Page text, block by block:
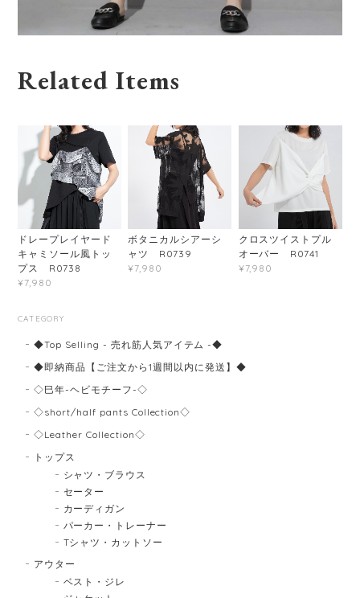
Related Items
ドレープレイヤード
キャミソール風トッ
プス R0738
¥7,980
ボタニカルシアーシ
ャツ R0739
¥7,980
クロスツイストプル
オーバー R0741
¥7,980
CATEGORY
◆Top Selling - 売れ筋人気アイテム -◆
◆即納商品【ご注文から1週間以内に発送】◆
◇巳年-ヘビモチーフ-◇
◇short/half pants Collection◇
◇Leather Collection◇
トップス
シャツ・ブラウス
セーター
カーディガン
パーカー・トレーナー
Tシャツ・カットソー
アウター
ベスト・ジレ